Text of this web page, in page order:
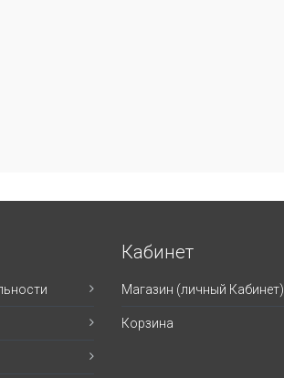
Кабинет
Магазин (личный Кабинет)
Корзина